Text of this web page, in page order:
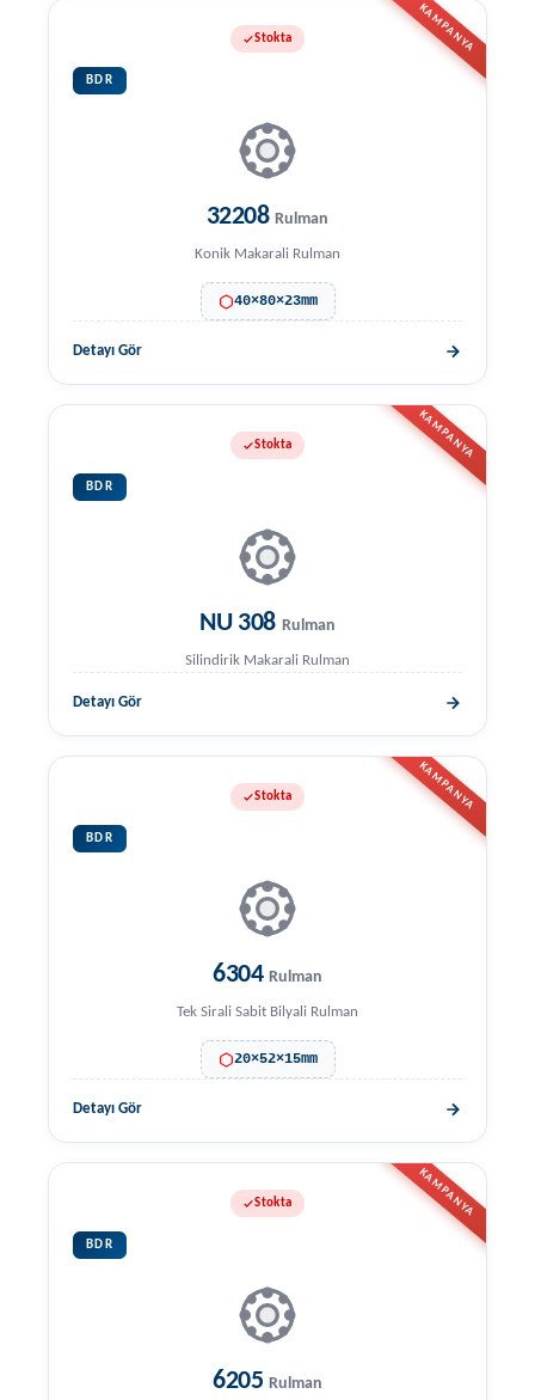
KAMPANYA
Stokta
BDR
32208Rulman
Konik Makarali Rulman
40×80×23mm
Detayı Gör
KAMPANYA
Stokta
BDR
NU 308 Rulman
Silindirik Makarali Rulman
Detayı Gör
KAMPANYA
Stokta
BDR
6304 Rulman
Tek Sirali Sabit Bilyali Rulman
20×52×15mm
Detayı Gör
KAMPANYA
Stokta
BDR
6205 Rulman